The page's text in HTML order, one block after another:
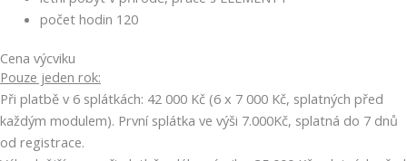
počet hodin 120
Cena výcviku
Pouze jeden rok:
Při platbě v 6 splátkách: 42 000 Kč (6 x 7 000 Kč, splatných před
každým modulem). První splátka ve výši 7.000Kč, splatná do 7 dnů
od registrace.